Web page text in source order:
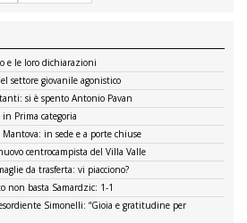
e le loro dichiarazioni
settore giovanile agonistico
si è spento Antonio Pavan
in Prima categoria
Mantova: in sede e a porte chiuse
centrocampista del Villa Valle
da trasferta: vi piacciono?
non basta Samardzic: 1-1
Simonelli: “Gioia e gratitudine per